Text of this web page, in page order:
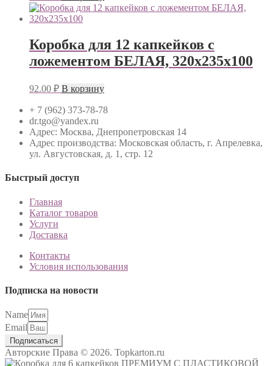
Коробка для 12 капкейков с
ложементом БЕЛАЯ, 320х235х100
92.00 ₽ В корзину
+ 7 (962) 373-78-78
dr.tgo@yandex.ru
Адрес: Москва, Днепропетровская 14
Адрес производства: Московская область, г. Апрелевка,
ул. Августовская, д. 1, стр. 12
Быстрый доступ
Главная
Каталог товаров
Услуги
Доставка
Контакты
Условия использования
Подписка на новости
Name
Email
Подписаться
Авторские Права © 2026. Topkarton.ru